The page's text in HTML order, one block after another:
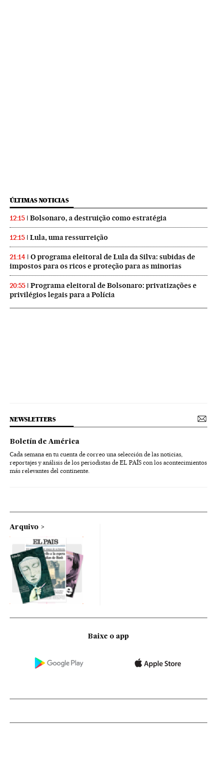
ÚLTIMAS NOTICIAS
12:15 Bolsonaro, a destruição como estratégia
12:15 Lula, uma ressurreição
21:14
O programa eleitoral de Lula da Silva: subidas de
impostos para os ricos e proteção para as minorias
20:55
Programa eleitoral de Bolsonaro: privatizações e
privilégios legais para a Polícia
NEWSLETTERS
Boletín de América
Cada semana en tu cuenta de correo una selección de las noticias,
reportajes y análisis de los periodistas de EL PAÍS con los acontecimientos
más relevantes del continente.
Arquivo
Baixe o app